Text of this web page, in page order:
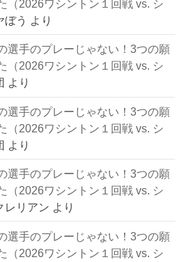
（2026ワシントン１回戦 vs. シ
ぼう より
選手のプレーじゃない！3つの願
（2026ワシントン１回戦 vs. シ
より
選手のプレーじゃない！3つの願
（2026ワシントン１回戦 vs. シ
より
選手のプレーじゃない！3つの願
（2026ワシントン１回戦 vs. シ
レリアン より
選手のプレーじゃない！3つの願
（2026ワシントン１回戦 vs. シ